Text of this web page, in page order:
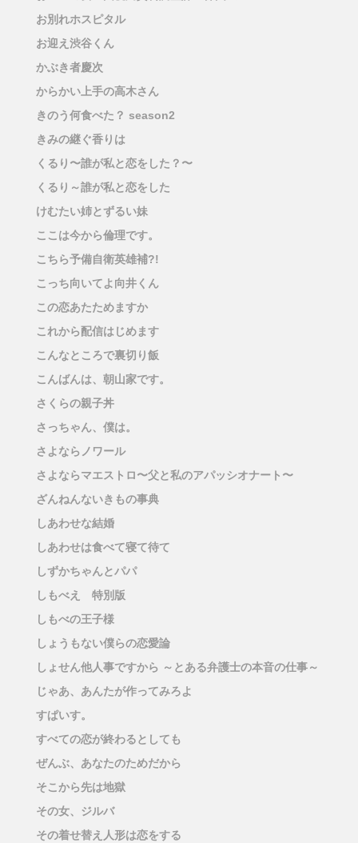
お別れホスピタル
お迎え渋谷くん
かぶき者慶次
からかい上手の高木さん
きのう何食べた？ season2
きみの継ぐ香りは
くるり〜誰が私と恋をした？〜
くるり～誰が私と恋をした
けむたい姉とずるい妹
ここは今から倫理です。
こちら予備自衛英雄補?!
こっち向いてよ向井くん
この恋あたためますか
これから配信はじめます
こんなところで裏切り飯
こんばんは、朝山家です。
さくらの親子丼
さっちゃん、僕は。
さよならノワール
さよならマエストロ〜父と私のアパッシオナート〜
ざんねんないきもの事典
しあわせな結婚
しあわせは食べて寝て待て
しずかちゃんとパパ
しもべえ 特別版
しもべの王子様
しょうもない僕らの恋愛論
しょせん他人事ですから ～とある弁護士の本音の仕事～
じゃあ、あんたが作ってみろよ
すぱいす。
すべての恋が終わるとしても
ぜんぶ、あなたのためだから
そこから先は地獄
その女、ジルバ
その着せ替え人形は恋をする